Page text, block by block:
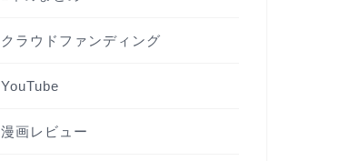
クラウドファンディング
YouTube
漫画レビュー